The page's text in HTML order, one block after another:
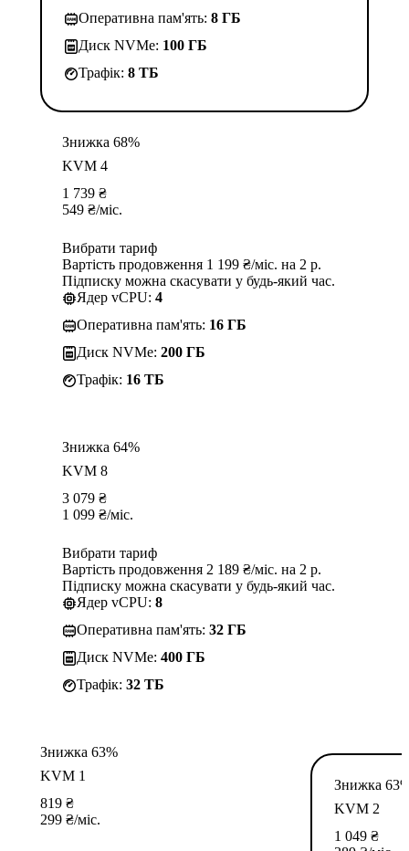
Оперативна пам'ять: 8 ГБ
Диск NVMe: 100 ГБ
Трафік: 8 TБ
Знижка 68%
KVM 4
1 739 ₴
549 ₴/міс.
Вибрати тариф
Вартість продовження 1 199 ₴/міс. на 2 р.
Підписку можна скасувати у будь-який час.
Ядер vCPU: 4
Оперативна пам'ять: 16 ГБ
Диск NVMe: 200 ГБ
Трафік: 16 TБ
Знижка 64%
KVM 8
3 079 ₴
1 099 ₴/міс.
Вибрати тариф
Вартість продовження 2 189 ₴/міс. на 2 р.
Підписку можна скасувати у будь-який час.
Ядер vCPU: 8
Оперативна пам'ять: 32 ГБ
Диск NVMe: 400 ГБ
Трафік: 32 TБ
Знижка 63%
KVM 1
819 ₴
299 ₴/міс.
Знижка
KVM 2
1 049 ₴